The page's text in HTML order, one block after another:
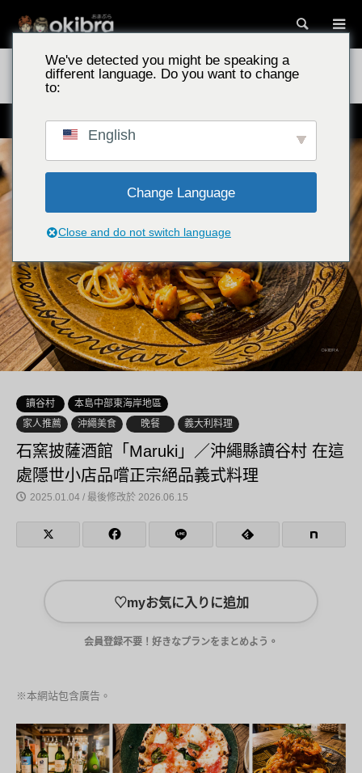
搜尋
沖繩景點
石窯披薩酒館「Maruki」／沖繩縣讀谷村 在這處隱世小店
品嚐正宗絕品義式料理
沖繩的隱密義式小酒館
讀谷村
本島中部東海岸地區
家人推薦
沖繩美食 晚餐 義大利料理
石窯披薩酒館「Maruki」／沖繩縣讀谷村 在這
處隱世小店品嚐正宗絕品義式料理
2025.01.04 / 最後修改於 2026.06.15
♡myお気に入りに追加
会員登録不要！好きなプランをまとめよう。
※本網站包含廣告。
We've detected you might be speaking a
different language. Do you want to change
to:
English
Change Language
Close and do not switch language